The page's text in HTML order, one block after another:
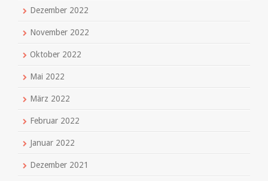
Dezember 2022
November 2022
Oktober 2022
Mai 2022
März 2022
Februar 2022
Januar 2022
Dezember 2021